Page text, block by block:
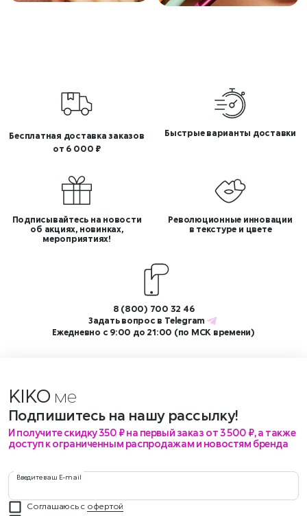
Бесплатная доставка заказов
от 6 000 ₽
Быстрые варианты доставки
Подписывайтесь на новости
об акциях, новинках,
мероприятиях!
Революционные инновации
в текстуре и цвете
8 (800) 700 32 46
Задать вопрос в Telegram
Ежедневно с 9:00 до 21:00 (по МСК времени)
KIKO меропр
Подпишитесь на нашу рассылку!
И получите скидку 350 ₽ на первый заказ от 3 500 ₽, а также
доступ к ограниченным распродажам и новостям бренда
Введите ваш E-mail
Соглашаюсь с офертой